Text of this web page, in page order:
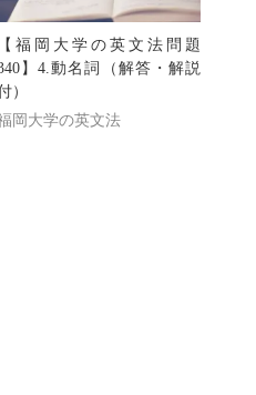
【福岡大学の英文法問題
】4.動名詞（解答・解説
）
岡大学の英文法